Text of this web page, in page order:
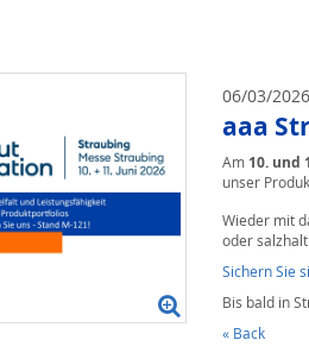
06/03/2026
aaa
Am 10. und
unser
Wieder mit
oder
Sichern Sie
Bis bald in
« Back